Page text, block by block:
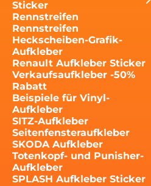
Sticker
Rennstreifen
Rennstreifen
Heckscheiben-Grafik-
Aufkleber
Renault Aufkleber Sticker
Verkaufsaufkleber -50%
Rabatt
Beispiele für Vinyl-
Aufkleber
SITZ-Aufkleber
Seitenfensteraufkleber
SKODA Aufkleber
Totenkopf- und Punisher-
Aufkleber
SPLASH Aufkleber Sticker